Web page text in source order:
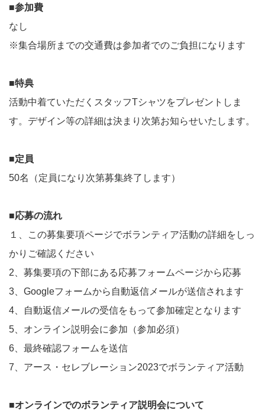
■参加費
なし
※集合場所までの交通費は参加者でのご負担になります
■特典
活動中着ていただくスタッフTシャツをプレゼントしま
す。デザイン等の詳細は決まり次第お知らせいたします。
■定員
50名（定員になり次第募集終了します）
■応募の流れ
１、この募集要項ページでボランティア活動の詳細をしっ
かりご確認ください
2、募集要項の下部にある応募フォームページから応募
3、Googleフォームから自動返信メールが送信されます
4、自動返信メールの受信をもって参加確定となります
5、オンライン説明会に参加（参加必須）
6、最終確認フォームを送信
7、アース・セレブレーション2023でボランティア活動
■オンラインでのボランティア説明会について